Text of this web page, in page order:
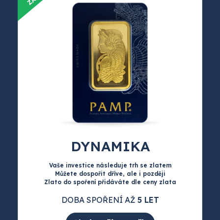
DYNAMIKA
Vaše investice následuje trh se zlatem
Můžete dospořit dříve, ale i později
Zlato do spoření přidáváte dle ceny zlata
DOBA SPOŘENÍ AŽ 5 LET